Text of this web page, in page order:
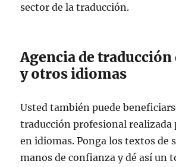
sector de la traducción.
Agencia de traducción
y otros idiomas
Usted también puede
traducción profesional realizada
en idiomas. Ponga los textos de
manos de confianza y dé así un